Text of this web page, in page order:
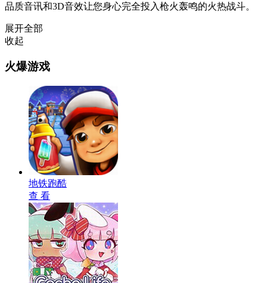
品质音讯和3D音效让您身心完全投入枪火轰鸣的火热战斗。
展开全部
收起
火爆游戏
地铁跑酷
查 看